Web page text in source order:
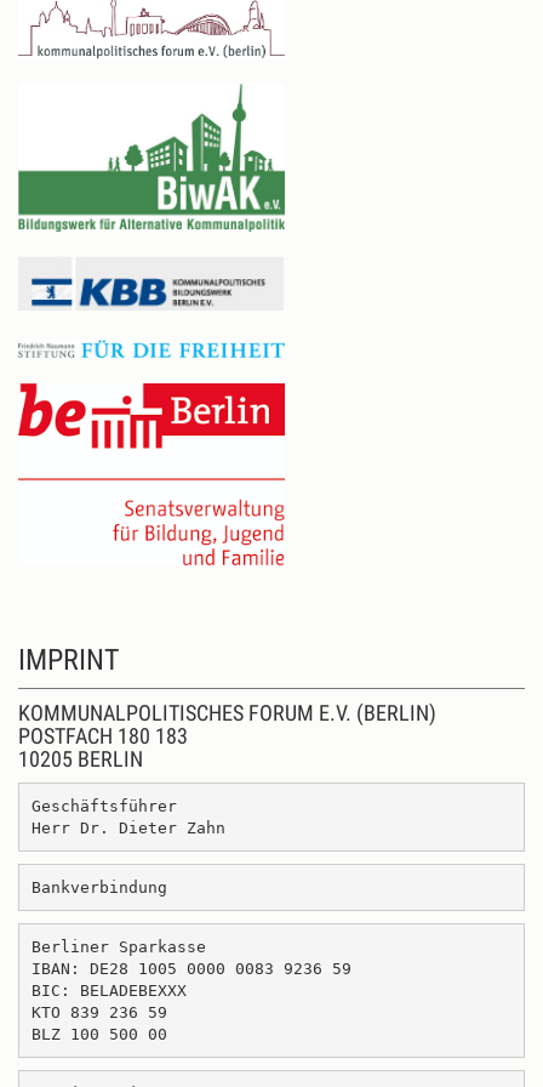
IMPRINT
KOMMUNALPOLITISCHES FORUM E.V. (BERLIN)
POSTFACH 180 183
10205 BERLIN
Geschäftsführer
Herr Dr. Dieter Zahn
Bankverbindung
Berliner Sparkasse
IBAN: DE28 1005 0000 0083 9236 59
BIC: BELADEBEXXX
KTO 839 236 59
BLZ 100 500 00